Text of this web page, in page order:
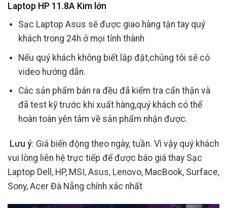
Laptop HP 11.8A Kim lớn
Sạc Laptop Asus sẽ được giao hàng tận tay quý
khách trong 24h ở mọi tỉnh thành
Nếu quý khách không biết lắp đặt,chúng tôi sẽ có
video hướng dẫn.
Các sản phẩm bán ra đều đã kiểm tra cẩn thận và
đã test kỹ trước khi xuất hàng,quý khách có thể
hoàn toàn yên tâm về sản phẩm nhận được.
Lưu ý: Giá biến động theo ngày, tuần. Vì vậy quý khách
vui lòng liên hệ trực tiếp để được báo giá thay Sạc
Laptop Dell, HP, MSI, Asus, Lenovo, MacBook, Surface,
Sony, Acer Đà Nẵng chính xác nhất